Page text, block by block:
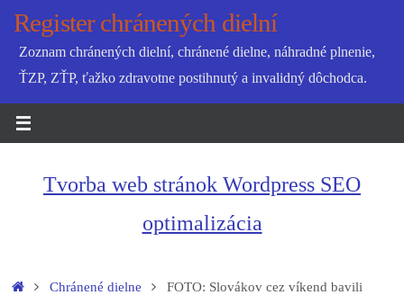
SkipRegister chránených dielní
Zoznam chránených dielní, chránené dielne, náhradné plnenie,
ŤZP, ZŤP, ťažko zdravotne postihnutý a invalidný dôchodca.
Tvorba web stránok Wordpress SEO
optimalizácia
HomeChránené dielne
FOTO: Slovákov cez víkend bavili